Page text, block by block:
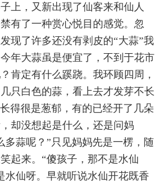
上，又新出现了仙客来和仙人
有了一种赏心悦目的感觉。忽
现了许多还没有剥皮的“大蒜”我
年大蒜虽是便宜了，不到于花市
肯定有什么蹊跷。我环顾四周，
只白色的蒜，看上去才发芽不长
得很是葱郁，有的已经开了几朵
却没想起是什么，还是问妈
多蒜呢？”只见妈妈先是一楞，随
起来。“傻孩子，那不是水仙
水仙呀。早就听说水仙开花既香